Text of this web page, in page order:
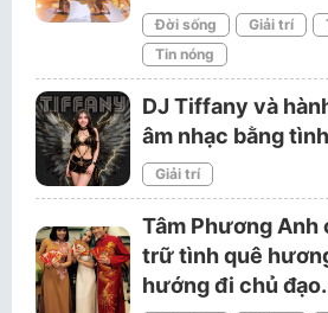
Đời sống Giải trí
Tin nóng
DJ Tiffany và
âm nhạc bằng
Giải trí
Tâm Phương Anh
trữ tình quê
hướng đi chủ đạo.